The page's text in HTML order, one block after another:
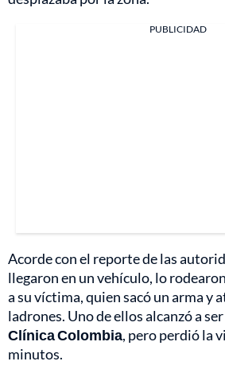
PUBLICIDAD
Acorde con el reporte de las
llegaron en un vehículo, lo
a su víctima, quien sacó un arma y
ladrones. Uno de ellos alcanzó a
Clínica Colombia, pero perdió la
minutos.